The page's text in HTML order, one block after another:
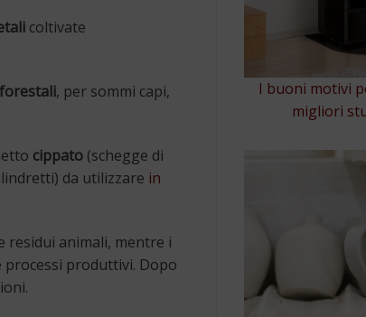
coltivate
, per sommi capi,
cippato (schegge di
da utilizzare in
residui animali, mentre i
processi produttivi. Dopo
I buoni motivi
migliori